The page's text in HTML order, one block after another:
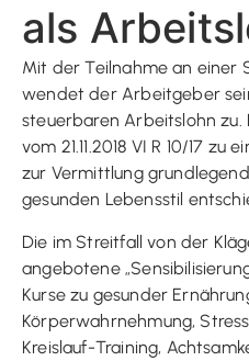
als
Mit der Teilnahme an einer
wendet der Arbeitgeber
steuerbaren Arbeitslohn zu.
vom 21.11.2018 VI R 10/17
zur Vermittlung
gesunden Lebensstil
Die im Streitfall von der
angebotene
Kurse zu gesunder
Körperwahrnehmung,
Kreislauf-Training,